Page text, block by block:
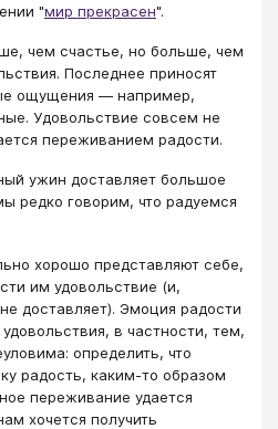
"мир прекрасен".
чем счастье, но больше, чем
Последнее приносят
ощущения — например,
Удовольствие совсем не
переживанием радости.
ужин доставляет большое
редко говорим, что радуемся
хорошо представляют себе,
им удовольствие (и,
доставляет). Эмоция радости
в частности, тем,
определить, что
радость, каким-то образом
переживание удается
хочется получить